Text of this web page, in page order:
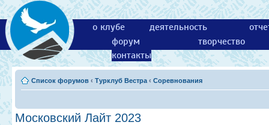
о клубе деятельность
форум
творчество
контакты
Список форумов ‹ Турклуб Вестра ‹ Соревнования
Московский Лайт 2023